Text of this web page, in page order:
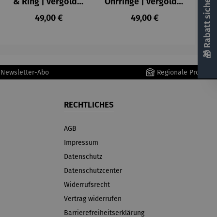
| 03 Bohemia mint
Regulärer Preis:
49,00 €
| 03 Bohemia mint
Regulärer Preis:
49,00 €
Abo Regionale Produkte
RECHTLICHES
AGB
Impressum
Datenschutz
Datenschutzcenter
Widerrufsrecht
Vertrag widerrufen
Barrierefreiheitserklärung
🎁 Rabatt sichern! 🎁